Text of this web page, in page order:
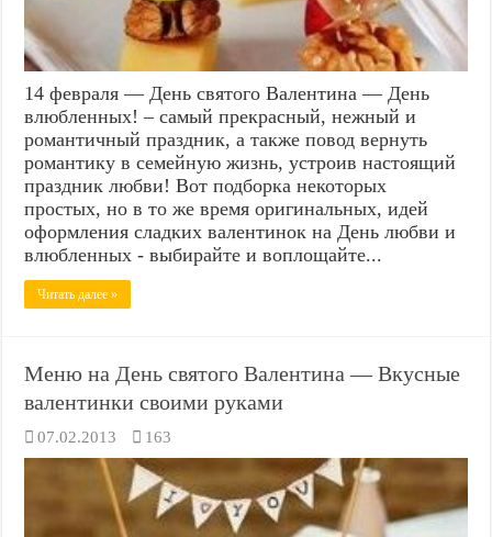
14 февраля — День святого Валентина — День
влюбленных! – самый прекрасный, нежный и
романтичный праздник, а также повод вернуть
романтику в семейную жизнь, устроив настоящий
праздник любви! Вот подборка некоторых
простых, но в то же время оригинальных, идей
оформления сладких валентинок на День любви и
влюбленных - выбирайте и воплощайте...
Читать далее »
Меню на День святого Валентина — Вкусные
валентинки своими руками
07.02.2013 163